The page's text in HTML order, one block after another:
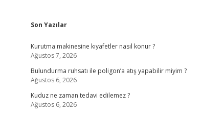
Sidebar
Son Yazılar
Kurutma makinesine kıyafetler nasıl konur ?
Ağustos 7, 2026
Bulundurma ruhsatı ile poligon’a atış yapabilir miyim ?
Ağustos 6, 2026
Kuduz ne zaman tedavi edilemez ?
Ağustos 6, 2026